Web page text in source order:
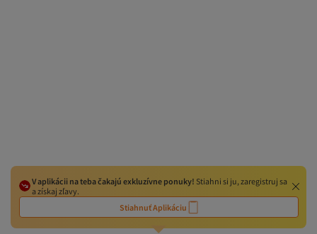
V aplikácii na teba čakajú exkluzívne ponuky! Stiahni si ju, zaregistruj sa
a získaj zľavy.
Stiahnuť Aplikáciu